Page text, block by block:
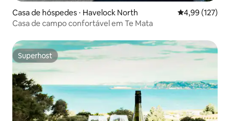
Casa de hóspedes ⋅ Havelock North 4,99 de uma
4,99 (127)
Casa de campo confortável em Te Mata
Superhost
Superhost